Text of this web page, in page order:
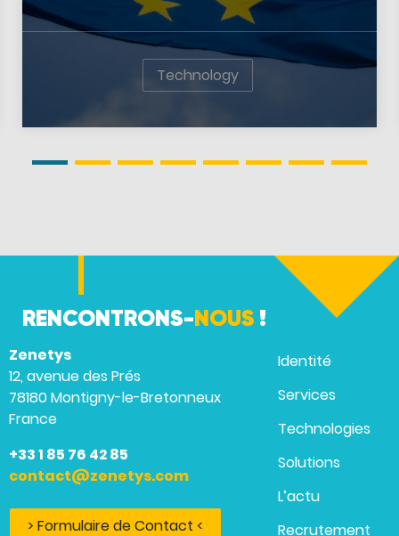
Technology
RENCONTRONS-NOUS !
Zenetys
12, avenue des Prés
78180 Montigny-le-Bretonneux
France
+33 1 85 76 42 85
contact@zenetys.com
> Formulaire de Contact <
Identité
Services
Technologies
Solutions
L’actu
Recrutement